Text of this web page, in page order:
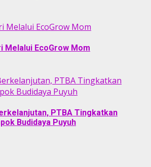
Melalui EcoGrow Mom
Melalui EcoGrow Mom
PTBA Tingkatkan
Budidaya Puyuh
PTBA Tingkatkan
Budidaya Puyuh